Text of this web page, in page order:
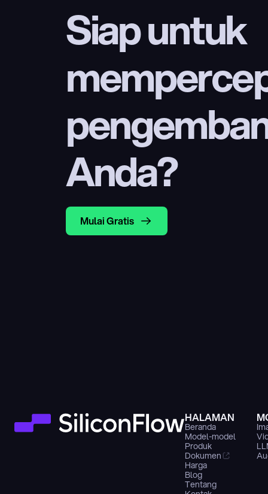
Siap untuk
Anda?
Mulai Gratis
HALAMAN
Beranda
Model-model
Produk
Dokumen
Harga
Blog
Tentang